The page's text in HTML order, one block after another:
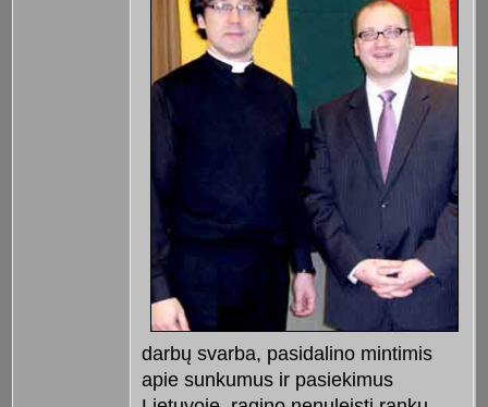
darbų svarba, pasidalino mintimis
apie sunkumus ir pasiekimus